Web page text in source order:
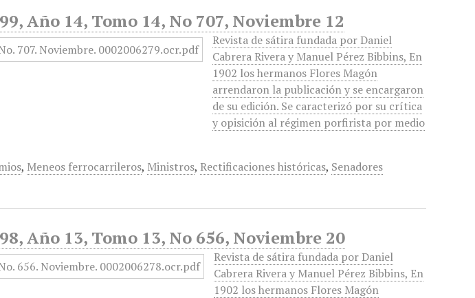
Año 14, Tomo 14, No 707, Noviembre 12
Revista de sátira fundada por Daniel
Cabrera Rivera y Manuel Pérez Bibbins, En
1902 los hermanos Flores Magón
arrendaron la publicación y se encargaron
de su edición. Se caracterizó por su crítica
y opisición al régimen porfirista por medio
, Meneos ferrocarrileros, Ministros, Rectificaciones históricas, Senadores
Año 13, Tomo 13, No 656, Noviembre 20
Revista de sátira fundada por Daniel
Cabrera Rivera y Manuel Pérez Bibbins, En
1902 los hermanos Flores Magón